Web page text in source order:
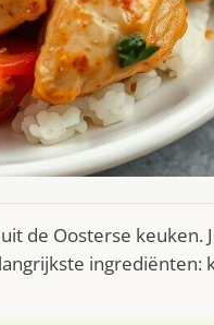
de Oosterse keuken.
ingrediënten: